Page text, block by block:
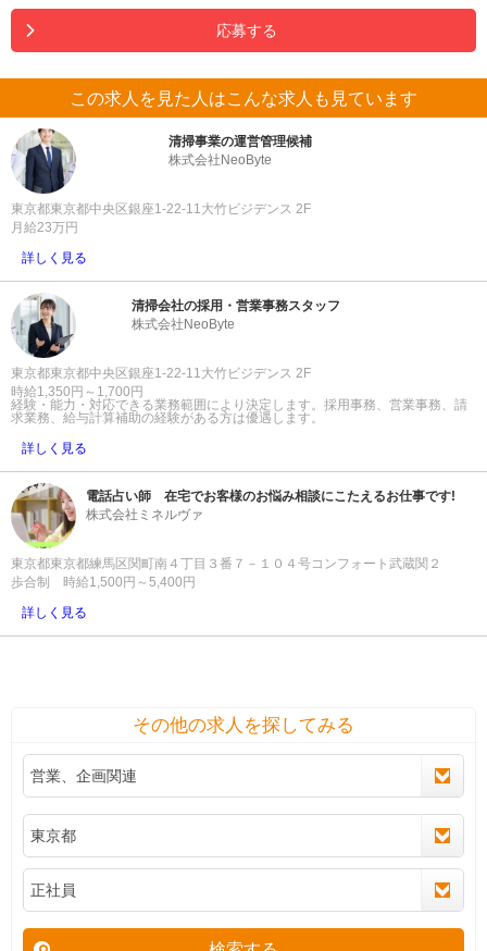
応募する
この求人を見た人はこんな求人も見ています
清掃事業の運営管理候補
株式会社NeoByte
東京都東京都中央区銀座1-22-11大竹ビジデンス 2F
月給23万円
詳しく見る
清掃会社の採用・営業事務スタッフ
株式会社NeoByte
東京都東京都中央区銀座1-22-11大竹ビジデンス 2F
時給1,350円～1,700円
経験・能力・対応できる業務範囲により決定します。採用事務、営業事務、請
求業務、給与計算補助の経験がある方は優遇します。
詳しく見る
電話占い師 在宅でお客様のお悩み相談にこたえるお仕事です!
株式会社ミネルヴァ
東京都東京都練馬区関町南４丁目３番７－１０４号コンフォート武蔵関２
歩合制 時給1,500円～5,400円
詳しく見る
その他の求人を探してみる